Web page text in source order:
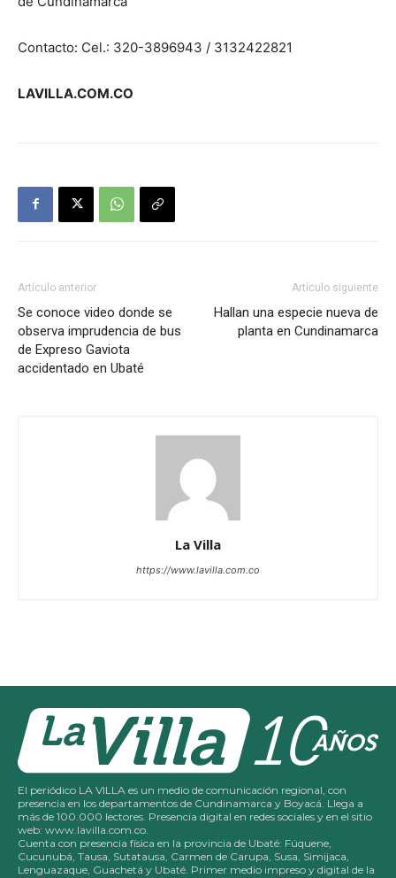
Contacto: Cel.: 320-3896943 / 3132422821
LAVILLA.COM.CO
Artículo anterior
Se conoce video donde se
observa imprudencia de bus
de Expreso Gaviota
accidentado en Ubaté
Artículo siguiente
Hallan una especie nueva de
planta en Cundinamarca
La Villa
https://www.lavilla.com.co
El periódico LA VILLA es un medio de comunicación regional, con
presencia en los departamentos de Cundinamarca y Boyacá. Llega a
más de 100.000 lectores. Presencia digital en redes sociales y en el sitio
web: www.lavilla.com.co.
Cuenta con presencia física en la provincia de Ubaté: Fúquene,
Cucunubá, Tausa, Sutatausa, Carmen de Carupa, Susa, Simijaca,
Lenguazaque, Guachetá y Ubaté. Primer medio impreso y digital de la